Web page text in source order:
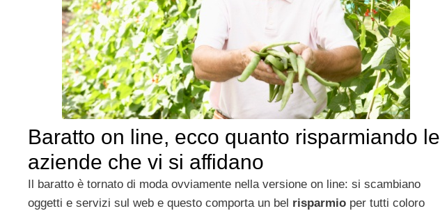
Baratto on line, ecco quanto risparmiando le
aziende che vi si affidano
Il baratto è tornato di moda ovviamente nella versione on line: si scambiano
oggetti e servizi sul web e questo comporta un bel risparmio per tutti coloro